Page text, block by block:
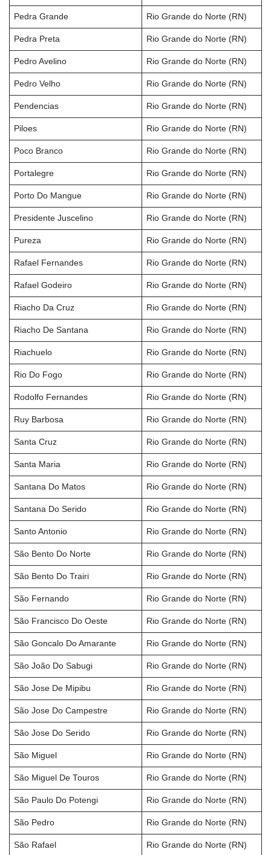
Pedra Grande Rio Grande do Norte (RN)
Pedra Preta Rio Grande do Norte (RN)
Pedro Avelino Rio Grande do Norte (RN)
Pedro Velho Rio Grande do Norte (RN)
Pendencias Rio Grande do Norte (RN)
Piloes Rio Grande do Norte (RN)
Poco Branco Rio Grande do Norte (RN)
Portalegre Rio Grande do Norte (RN)
Porto Do Mangue Rio Grande do Norte (RN)
Presidente Juscelino Rio Grande do Norte (RN)
Pureza Rio Grande do Norte (RN)
Rafael Fernandes Rio Grande do Norte (RN)
Rafael Godeiro Rio Grande do Norte (RN)
Riacho Da Cruz Rio Grande do Norte (RN)
Riacho De Santana Rio Grande do Norte (RN)
Riachuelo Rio Grande do Norte (RN)
Rio Do Fogo Rio Grande do Norte (RN)
Rodolfo Fernandes Rio Grande do Norte (RN)
Ruy Barbosa Rio Grande do Norte (RN)
Santa Cruz Rio Grande do Norte (RN)
Santa Maria Rio Grande do Norte (RN)
Santana Do Matos Rio Grande do Norte (RN)
Santana Do Serido Rio Grande do Norte (RN)
Santo Antonio Rio Grande do Norte (RN)
São Bento Do Norte Rio Grande do Norte (RN)
São Bento Do Trairi Rio Grande do Norte (RN)
São Fernando Rio Grande do Norte (RN)
São Francisco Do Oeste Rio Grande do Norte (RN)
São Goncalo Do Amarante Rio Grande do Norte (RN)
São João Do Sabugi Rio Grande do Norte (RN)
São Jose De Mipibu Rio Grande do Norte (RN)
São Jose Do Campestre Rio Grande do Norte (RN)
São Jose Do Serido Rio Grande do Norte (RN)
São Miguel Rio Grande do Norte (RN)
São Miguel De Touros Rio Grande do Norte (RN)
São Paulo Do Potengi Rio Grande do Norte (RN)
São Pedro Rio Grande do Norte (RN)
São Rafael Rio Grande do Norte (RN)